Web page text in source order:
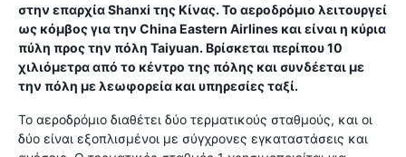
στην επαρχία Shanxi της Κίνας. Το αεροδρόμιο λειτουργεί
ως κόμβος για την China Eastern Airlines και είναι η κύρια
πύλη προς την πόλη Taiyuan. Βρίσκεται περίπου 10
χιλιόμετρα από το κέντρο της πόλης και συνδέεται με
την πόλη με λεωφορεία και υπηρεσίες ταξί.
Το αεροδρόμιο διαθέτει δύο τερματικούς σταθμούς, και οι
δύο είναι εξοπλισμένοι με σύγχρονες εγκαταστάσεις και